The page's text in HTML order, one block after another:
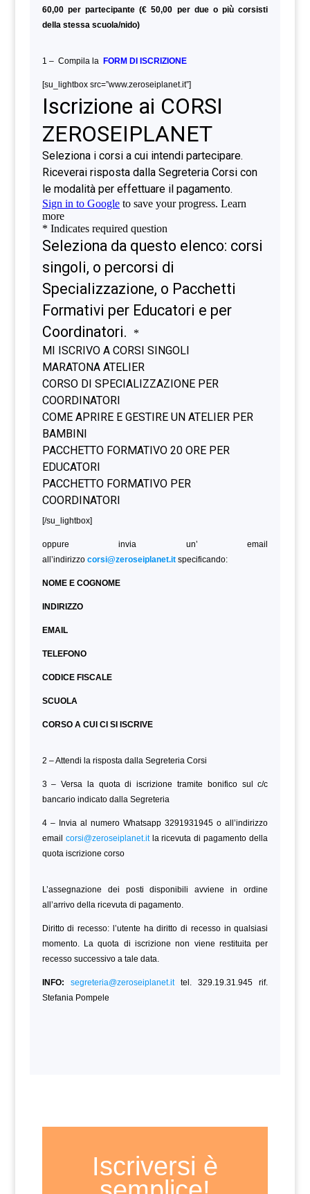
60,00 per partecipante (€ 50,00 per due o più corsisti
della stessa scuola/nido)
1 – Compila la FORM DI ISCRIZIONE
[su_lightbox src=”www.zeroseiplanet.it”]
[/su_lightbox]
oppure invia un’ email
all’indirizzo corsi@zeroseiplanet.itspecificando:
NOME E COGNOME
INDIRIZZO
EMAIL
TELEFONO
CODICE FISCALE
SCUOLA
CORSO A CUI CI SI ISCRIVE
2 – Attendi la risposta dalla Segreteria Corsi
3 – Versa la quota di iscrizione tramite bonifico sul c/c
bancario indicato dalla Segreteria
4 – Invia al numero Whatsapp 3291931945 o all’indirizzo
email corsi@zeroseiplanet.itla ricevuta di pagamento della
quota iscrizione corso
L’assegnazione dei posti disponibili avviene in ordine
all’arrivo della ricevuta di pagamento.
Diritto di recesso: l’utente ha diritto di recesso in qualsiasi
momento. La quota di iscrizione non viene restituita per
recesso successivo a tale data.
INFO: segreteria@zeroseiplanet.ittel. 329.19.31.945 rif.
Stefania Pompele
Iscriversi è